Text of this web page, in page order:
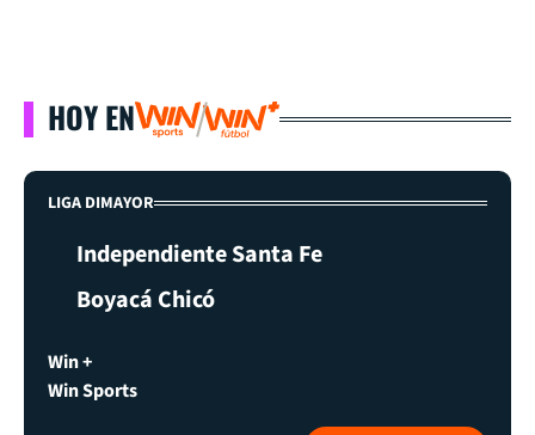
HOY EN
LIGA DIMAYOR
Independiente Santa Fe
Boyacá Chicó
Win +
Win Sports